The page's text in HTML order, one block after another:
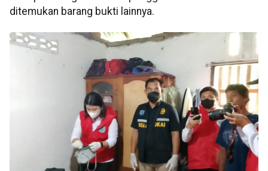
ditemukan barang bukti lainnya.